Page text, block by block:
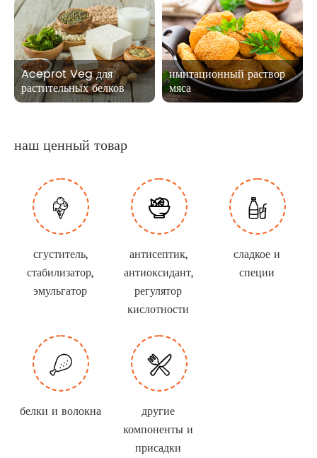
Aceprot Veg для
растительных белков
имитационный раствор
мяса
наш ценный товар

сгуститель,
стабилизатор,
эмульгатор

антисептик,
антиоксидант,
регулятор
кислотности

сладкое и
специи

белки и волокна

другие
компоненты и
присадки